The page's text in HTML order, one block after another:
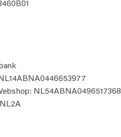
NL54ABNA0496517368